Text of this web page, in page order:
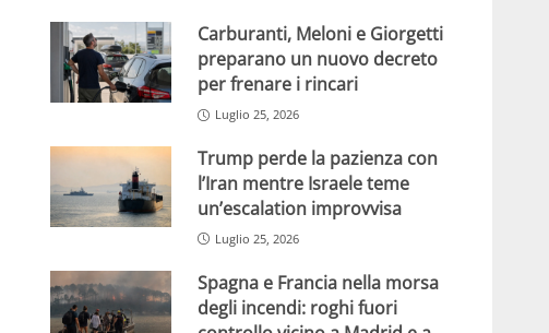
Carburanti, Meloni e Giorgetti
preparano un nuovo decreto
per frenare i rincari
Luglio 25, 2026
Trump perde la pazienza con
l’Iran mentre Israele teme
un’escalation improvvisa
Luglio 25, 2026
Spagna e Francia nella morsa
degli incendi: roghi fuori